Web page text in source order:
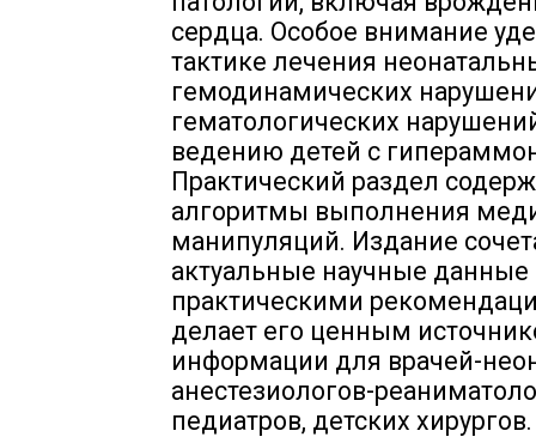
сердца. Особое внимание
тактике лечения
гемодинамических
гематологических
ведению детей с
Практический раздел
алгоритмы выполнения
манипуляций. Издание
актуальные научные данные
практическими
делает его ценным
информации для врачей-
анестезиологов-
педиатров, детских хирургов.